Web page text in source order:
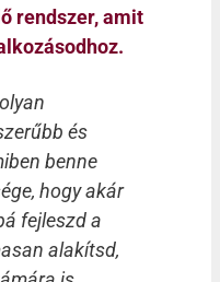
rendszer, amit
és
benne
hogy akár
fejleszd a
alakítsd,